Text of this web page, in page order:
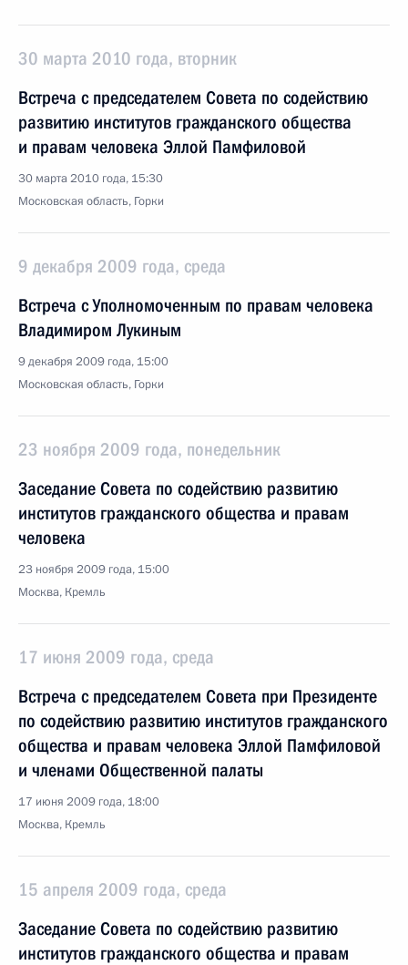
30 марта 2010 года, вторник
Встреча с председателем Совета по содействию
развитию институтов гражданского общества
и правам человека Эллой Памфиловой
30 марта 2010 года, 15:30
Московская область, Горки
9 декабря 2009 года, среда
Встреча с Уполномоченным по правам человека
Владимиром Лукиным
9 декабря 2009 года, 15:00
Московская область, Горки
23 ноября 2009 года, понедельник
Заседание Совета по содействию развитию
институтов гражданского общества и правам
человека
23 ноября 2009 года, 15:00
Москва, Кремль
17 июня 2009 года, среда
Встреча с председателем Совета при Президенте
по содействию развитию институтов гражданского
общества и правам человека Эллой Памфиловой
и членами Общественной палаты
17 июня 2009 года, 18:00
Москва, Кремль
15 апреля 2009 года, среда
Заседание Совета по содействию развитию
институтов гражданского общества и правам